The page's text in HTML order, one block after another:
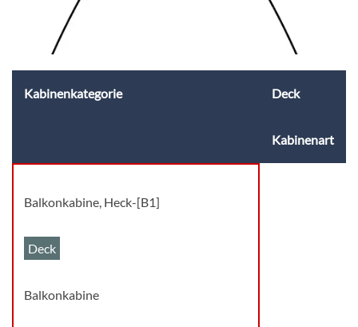
Kabinenkategorie Deck
Kabinenart
Balkonkabine, Heck-[B1]
Deck
Balkonkabine